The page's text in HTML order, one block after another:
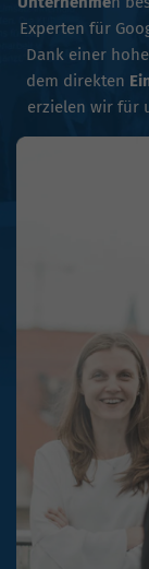
Experten für
Dank einer
dem direkten
erzielen wir für